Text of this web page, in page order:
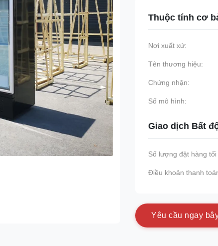
Thuộc tính cơ
Nơi xuất xứ:
Tên thương hiệu:
Chứng nhận:
Số mô hình:
Giao dịch Bất
Số lượng đặt hàng tối
Điều khoản thanh
Yêu cầu ngay bâ